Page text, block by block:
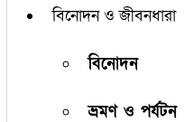
বিনোদন ও জীবনধারা
বিনোদন
ভ্রমণ ও পর্যটন